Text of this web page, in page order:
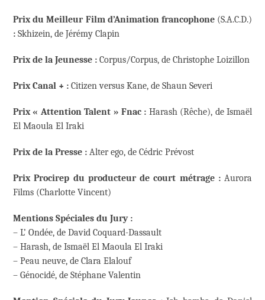
Prix du Meilleur Film d’Animation francophone(S.A.C.D.)
: Skhizein, de Jérémy Clapin
Prix de la Jeunesse : Corpus/Corpus, de Christophe Loizillon
Prix Canal + : Citizen versus Kane, de Shaun Severi
Prix « Attention Talent » Fnac : Harash (Rêche), de Ismaël
El Maoula El Iraki
Prix de la Presse : Alter ego, de Cédric Prévost
Prix Procirep du producteur de court métrage :Aurora
Films (Charlotte Vincent)
Mentions Spéciales du Jury :
– L’ Ondée, de David Coquard-Dassault
– Harash, de Ismaël El Maoula El Iraki
– Peau neuve, de Clara Elalouf
– Génocidé, de Stéphane Valentin